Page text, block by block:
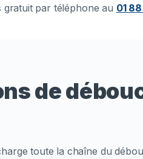
gratuit par téléphone au 01
de
toute la chaîne du